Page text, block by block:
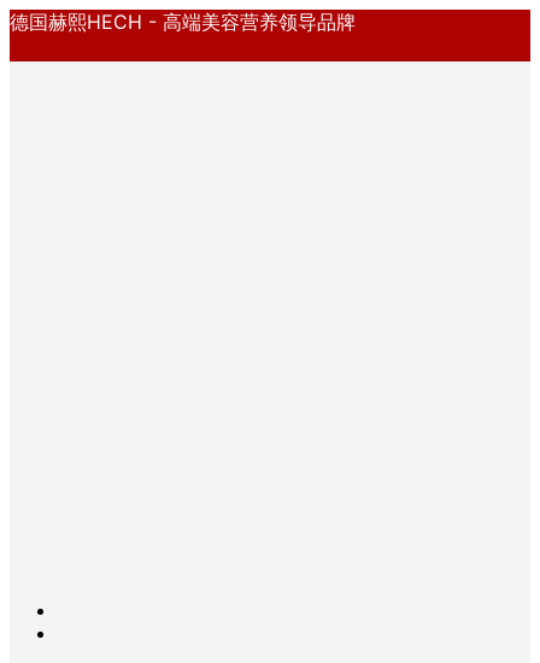
德国赫熙HECH - 高端美容营养领导品牌